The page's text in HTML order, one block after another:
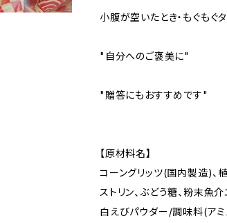
小腹が空いたとき・もぐもぐ
"自分へのご褒美に"
"贈答にもおすすめです"
【原材料名】
コーングリッツ(国内製造)、
ストリン、ぶどう糖、粉末魚
白えびパウダー/調味料(アミ